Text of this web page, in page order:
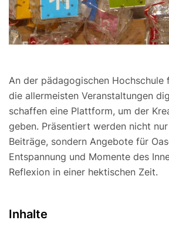
An der pädagogischen Hochschule
die allermeisten Veranstaltungen
schaffen eine Plattform, um der
geben. Präsentiert werden nicht
Beiträge, sondern Angebote für
Entspannung und Momente des
Reflexion in einer hektischen Zeit.
Inhalte